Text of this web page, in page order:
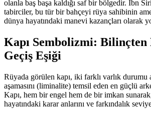
olanla baş başa kaldığı saf bir bölgedir. İbn
tabirciler, bu tür bir bahçeyi rüya sahibinin
dünya hayatındaki manevi kazançları olarak
Kapı Sembolizmi: Bilinçten
Geçiş Eşiği
Rüyada görülen kapı, iki farklı varlık durumu
aşamasını (liminalite) temsil eden en güçlü
Kapı, hem bir engel hem de bir imkan
hayatındaki karar anlarını ve farkındalık